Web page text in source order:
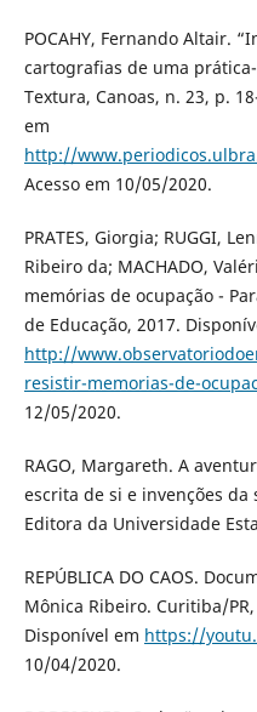
POCAHY, Fernando Altair.
cartografias de uma
Textura, Canoas, n. 23, p.
em
http://
Acesso em 10/05/2020.
PRATES, Giorgia; RUGGI,
Ribeiro da; MACHADO,
memórias de ocupação -
de Educação, 2017.
http://
resistir-memorias-de-
12/05/2020.
RAGO, Margareth. A
escrita de si e invenções
Editora da Universidade
REPÚBLICA DO CAOS.
Mônica Ribeiro. Curitiba/
Disponível em https://
10/04/2020.